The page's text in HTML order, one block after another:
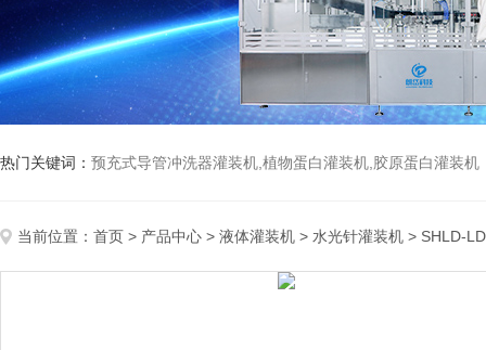
热门关键词： 预充式导管冲洗器灌装机,植物蛋白灌装机,胶原蛋白灌装机
当前位置： 首页 > 产品中心 > 液体灌装机 > 水光针灌装机 > SHLD-